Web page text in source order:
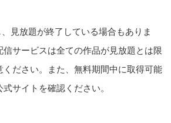
見放題が終了している場合もありま
サービスは全ての作品が見放題とは限
ださい。また、無料期間中に取得可能
サイトを確認ください。